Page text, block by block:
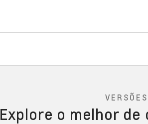
VERSÕES
Explore o melhor de